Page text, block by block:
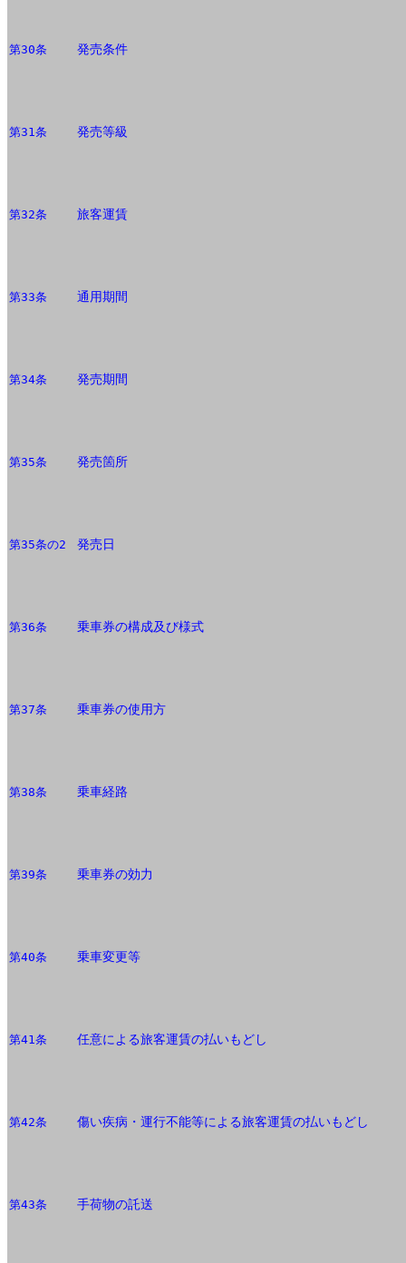
第30条 発売条件
第31条 発売等級
第32条 旅客運賃
第33条 通用期間
第34条 発売期間
第35条 発売箇所
第35条の2 発売日
第36条 乗車券の構成及び様式
第37条 乗車券の使用方
第38条 乗車経路
第39条 乗車券の効力
第40条 乗車変更等
第41条 任意による旅客運賃の払いもどし
第42条 傷い疾病・運行不能等による旅客運賃の払いもどし
第43条 手荷物の託送